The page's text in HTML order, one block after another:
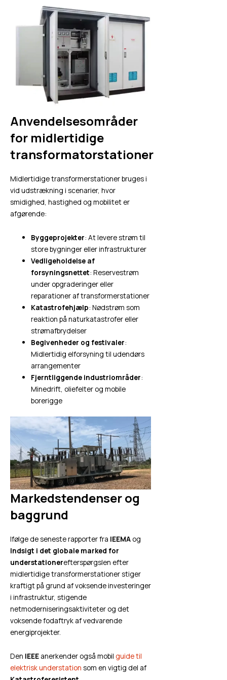
Anvendelsesområder
for midlertidige
transformatorstationer
Midlertidige transformerstationer bruges i
vid udstrækning i scenarier, hvor
smidighed, hastighed og mobilitet er
afgørende:
Byggeprojekter: At levere strøm til
store bygninger eller infrastrukturer
Vedligeholdelse af
forsyningsnettet: Reservestrøm
under opgraderinger eller
reparationer af transformerstationer
Katastrofehjælp: Nødstrøm som
reaktion på naturkatastrofer eller
strømafbrydelser
Begivenheder og festivaler:
Midlertidig elforsyning til udendørs
arrangementer
Fjerntliggende industriområder:
Minedrift, oliefelter og mobile
borerigge
Markedstendenser og
baggrund
Ifølge de seneste rapporter fra IEEMA og
Indsigt i det globale marked for
understationerefterspørgslen efter
midlertidige transformerstationer stiger
kraftigt på grund af voksende investeringer
i infrastruktur, stigende
netmoderniseringsaktiviteter og det
voksende fodaftryk af vedvarende
energiprojekter.
Den IEEE anerkender også mobil guide til
elektrisk understation som en vigtig del af